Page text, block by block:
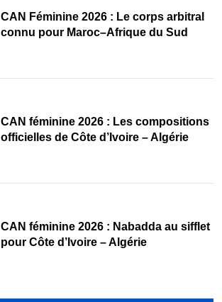
‎CAN Féminine 2026 : Le corps arbitral
connu pour Maroc–Afrique du Sud
‎CAN féminine 2026 : Les compositions
officielles de Côte d’Ivoire – Algérie
‎CAN féminine 2026 : Nabadda au sifflet
pour Côte d’Ivoire – Algérie